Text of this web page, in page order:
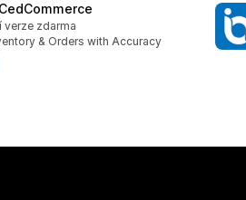
1186
verze zdarma
& Orders with Accuracy